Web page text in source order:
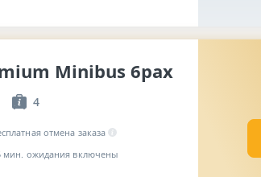
Minibus 6pax
4
отмена заказа
мин. ожидания включены